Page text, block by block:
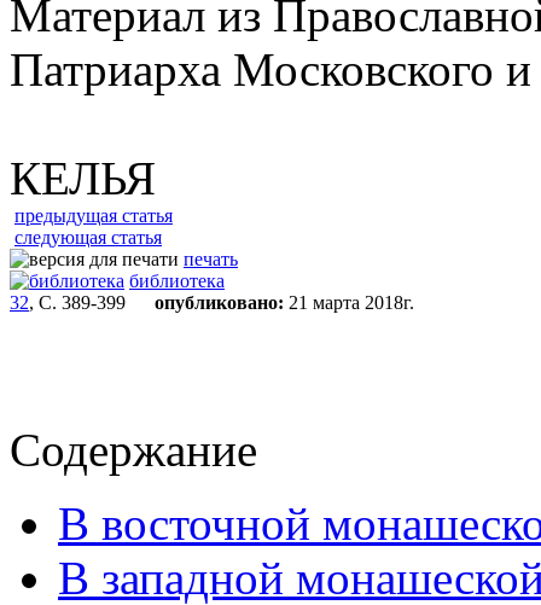
Материал из
Патриарха Московского
КЕЛЬЯ
предыдущая статья
следующая статья
печать
библиотека
32, С. 389-399 опубликовано: 21 марта 2018г.
Содержание
В восточной
В западной